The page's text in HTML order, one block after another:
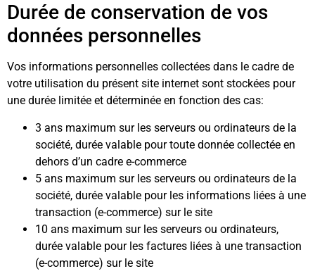
Durée de conservation de vos
données personnelles
Vos informations personnelles collectées dans le cadre de
votre utilisation du présent site internet sont stockées pour
une durée limitée et déterminée en fonction des cas:
3 ans maximum sur les serveurs ou ordinateurs de la
société, durée valable pour toute donnée collectée en
dehors d’un cadre e-commerce
5 ans maximum sur les serveurs ou ordinateurs de la
société, durée valable pour les informations liées à une
transaction (e-commerce) sur le site
10 ans maximum sur les serveurs ou ordinateurs,
durée valable pour les factures liées à une transaction
(e-commerce) sur le site